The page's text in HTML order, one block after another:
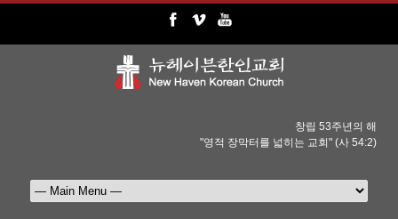
창립 53주년의 해
"영적 장막터를 넓히는 교회" (사 54:2)